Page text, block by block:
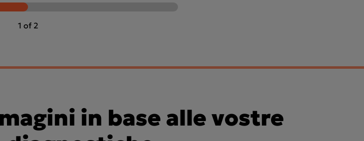
1 of 2
in base alle vostre